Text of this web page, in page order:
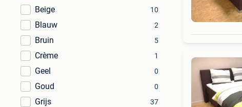
Beige
10
Blauw 2
Bruin 5
Crème 1
Geel 0
Goud 0
Grijs 37